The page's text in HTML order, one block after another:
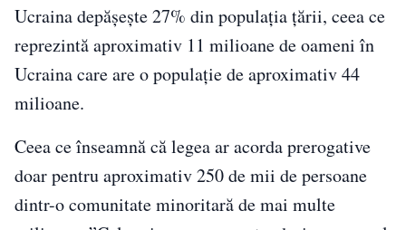
Ucraina depășește 27% din populația țării, ceea ce
reprezintă aproximativ 11 milioane de oameni în
Ucraina care are o populație de aproximativ 44
milioane.
Ceea ce înseamnă că legea ar acorda prerogative
doar pentru aproximativ 250 de mii de persoane
dintr-o comunitate minoritară de mai multe